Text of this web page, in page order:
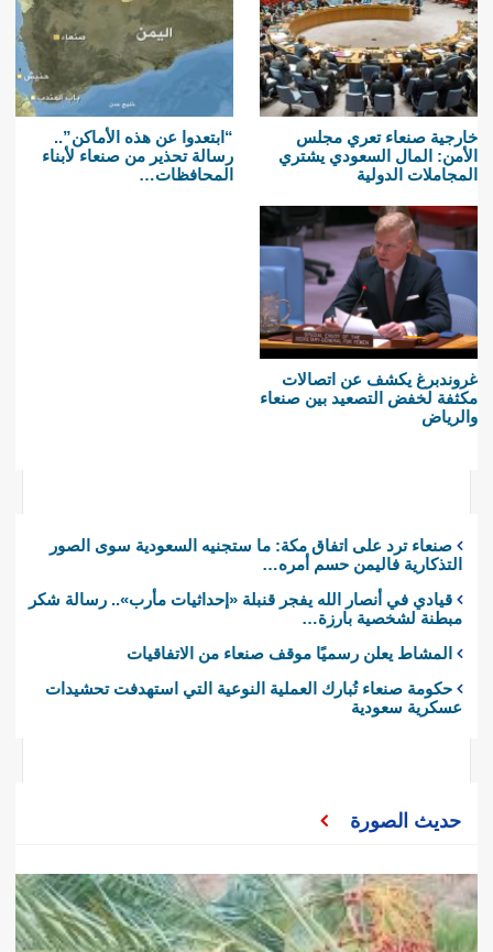
خارجية صنعاء تعري مجلس
الأمن: المال السعودي يشتري
المجاملات الدولية
“ابتعدوا عن هذه الأماكن”..
رسالة تحذير من صنعاء لأبناء
المحافظات…
غروندبرغ يكشف عن اتصالات
مكثفة لخفض التصعيد بين صنعاء
والرياض
صنعاء ترد على اتفاق مكة: ما ستجنيه السعودية سوى الصور
التذكارية فاليمن حسم أمره…
قيادي في أنصار الله يفجر قنبلة «إحداثيات مأرب».. رسالة شكر
مبطنة لشخصية بارزة…
المشاط يعلن رسميًا موقف صنعاء من الاتفاقيات
حكومة صنعاء تُبارك العملية النوعية التي استهدفت تحشيدات
عسكرية سعودية
حديث الصورة